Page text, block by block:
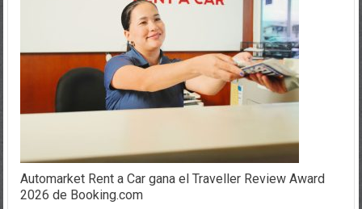
Automarket Rent a Car gana el Traveller Review Award
2026 de Booking.com